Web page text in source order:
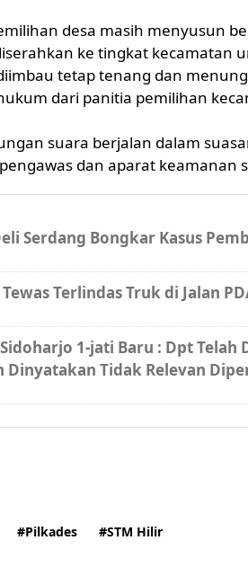
desa masih menyusun
ke tingkat kecamatan
tetap tenang dan
dari panitia pemilihan
suara berjalan dalam
dan aparat keamanan
Serdang Bongkar Kasus
Terlindas Truk di Jalan
1-jati Baru : Dpt Telah
Dinyatakan Tidak Relevan
#Pilkades #STM Hilir